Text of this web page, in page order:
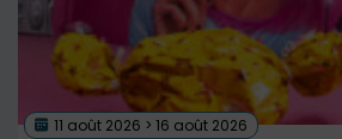
11 août 2026 > 16 août 2026